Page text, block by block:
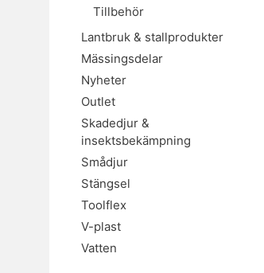
Tillbehör
Lantbruk & stallprodukter
Mässingsdelar
Nyheter
Outlet
Skadedjur &
insektsbekämpning
Smådjur
Stängsel
Toolflex
V-plast
Vatten